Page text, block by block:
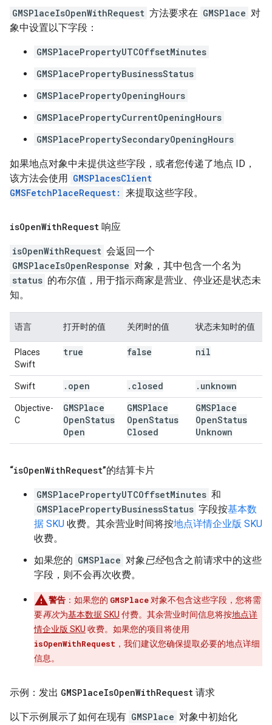
GMSPlaceIsOpenWithRequest 方法要求在 GMSPlace 对
象中设置以下字段：
GMSPlacePropertyUTCOffsetMinutes
GMSPlacePropertyBusinessStatus
GMSPlacePropertyOpeningHours
GMSPlacePropertyCurrentOpeningHours
GMSPlacePropertySecondaryOpeningHours
如果地点对象中未提供这些字段，或者您传递了地点 ID，
该方法会使用 GMSPlacesClient
GMSFetchPlaceRequest: 来提取这些字段。
isOpenWithRequest 响应
isOpenWithRequest 会返回一个
GMSPlaceIsOpenResponse 对象，其中包含一个名为
status 的布尔值，用于指示商家是营业、停业还是状态未
知。
语言 打开时的值 关闭时的值 状态未知时的值
Places
Swift
true false nil
Swift . open . closed . unknown
Objective-
C
GMSPlace
OpenStatus
Open
GMSPlace
OpenStatus
Closed
GMSPlace
OpenStatus
Unknown
“isOpenWithRequest”的结算卡片
GMSPlacePropertyUTCOffsetMinutes 和
GMSPlacePropertyBusinessStatus 字段按基本数
据 SKU 收费。其余营业时间将按地点详情企业版 SKU
收费。
如果您的 GMSPlace 对象已经包含之前请求中的这些
字段，则不会再次收费。
警告 ：如果您的 GMSPlace 对象不包含这些字段，您将需
要再次为基本数据 SKU 付费。其余营业时间信息将按地点详
情企业版 SKU 收费。如果您的项目将使用
isOpenWithRequest ，我们建议您确保提取必要的地点详细
信息。
示例：发出 GMSPlaceIsOpenWithRequest 请求
以下示例展示了如何在现有 GMSPlace 对象中初始化